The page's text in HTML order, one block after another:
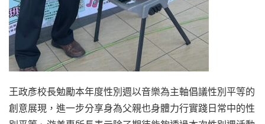
王政彥校長勉勵本年度性別週以音樂為主軸倡議性別平等的
創意展現，進一步分享身為父親也身體力行實踐日常中的性